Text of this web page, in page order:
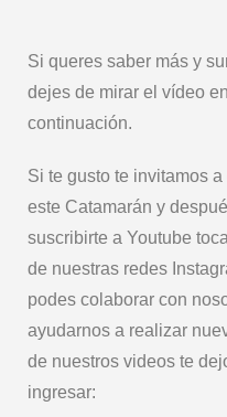
Si queres saber más y
dejes de mirar el vídeo
continuación.
Si te gusto te invitamos
este Catamarán y
suscribirte a Youtube
de nuestras redes
podes colaborar con
ayudarnos a realizar
de nuestros videos te
ingresar: